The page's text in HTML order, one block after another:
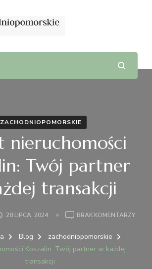
ZACHODNIOPOMORSKIE
nieruchomości
Twój partner
transakcji
28 LIPCA, 2024 BRAK KOMENTARZYDO
Blog
zachodniopomorskie
Koszalin: Twój partner w każdej
transakcji